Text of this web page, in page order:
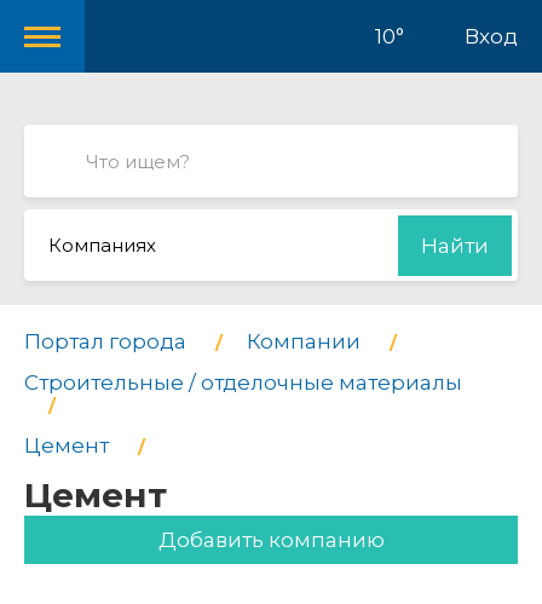
10° Вход
Компаниях Найти
Портал города
Компании
Строительные / отделочные материалы
Цемент
Цемент
Добавить компанию